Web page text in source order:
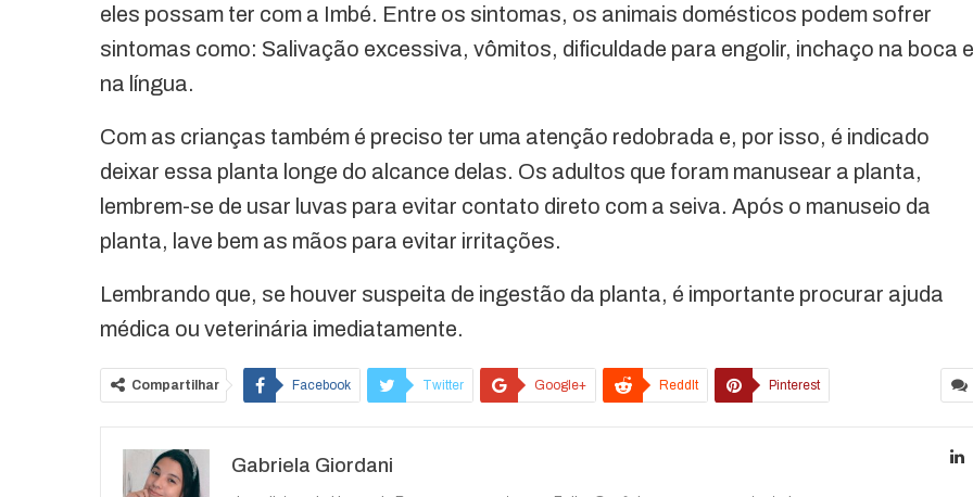
eles possam ter com a Imbé. Entre os sintomas, os animais domésticos podem sofrer
sintomas como: Salivação excessiva, vômitos, dificuldade para engolir, inchaço na boca e
na língua.
Com as crianças também é preciso ter uma atenção redobrada e, por isso, é indicado
deixar essa planta longe do alcance delas. Os adultos que foram manusear a planta,
lembrem-se de usar luvas para evitar contato direto com a seiva. Após o manuseio da
planta, lave bem as mãos para evitar irritações.
Lembrando que, se houver suspeita de ingestão da planta, é importante procurar ajuda
médica ou veterinária imediatamente.
Compartilhar Facebook Twitter Google+ ReddIt Pinterest
Gabriela Giordani